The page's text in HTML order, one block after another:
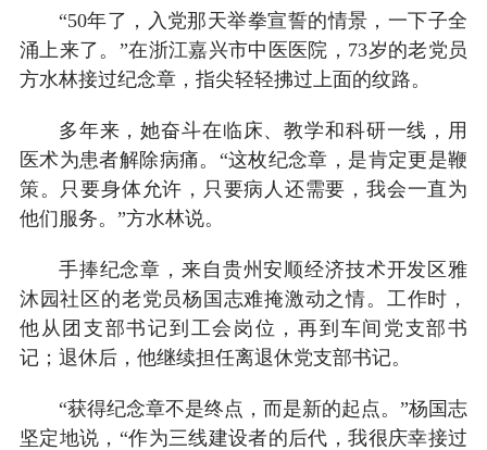
“50年了，入党那天举拳宣誓的情景，一下子全
涌上来了。”在浙江嘉兴市中医医院，73岁的老党员
方水林接过纪念章，指尖轻轻拂过上面的纹路。
多年来，她奋斗在临床、教学和科研一线，用
医术为患者解除病痛。“这枚纪念章，是肯定更是鞭
策。只要身体允许，只要病人还需要，我会一直为
他们服务。”方水林说。
手捧纪念章，来自贵州安顺经济技术开发区雅
沐园社区的老党员杨国志难掩激动之情。工作时，
他从团支部书记到工会岗位，再到车间党支部书
记；退休后，他继续担任离退休党支部书记。
“获得纪念章不是终点，而是新的起点。”杨国志
坚定地说，“作为三线建设者的后代，我很庆幸接过